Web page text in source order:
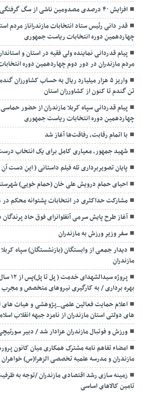
افزایش ۴۰ درصدی مصدومین ناشی از سگ گرفتگی در مازندران
قدر دانی رئیس ستاد انتخابات مازندراناز مردم
چهاردهمین دوره انتخابات ریاست جمهوری
پیام قدردانی نماینده ولی فقیه در استان و
مردم مازندران در دور دوم چهاردهمین دوره
تن گندم تا کنون از کشاورزان استان
پیام قدردانی سپاه کربلا مازندران از حضور
چهاردهمین دوره انتخابات ریاست جمهوری
با اتمام رقابت، رفاقت‌ها آغاز شد
شهید جمهور، معیاری کامل برای یک انتخاب
پایان تصویربرداری تله فیلم داستانی ( این
احیای حمام درویش علی خان (حمام خویی)
مشارکت حداکثری در انتخابات پشتوانه محکم در
آغاز طرح پایش سرمی آنفلوانزای فوق حاد پرندگان
سفر وزیر ورزش به مازندران
دیدار جمعی از وابستگان (بازنشستگان) سپاه کربلا
مازندران
پروژه
بهره برداری / به کارگیری نیروهای متخصص و
اعلام حمایت فعالین علمی_پژوهشی و هیات های
های دولتی استان مازندران از نامزد جبهه انقلاب
ورزش و فوتبال مازندران عزادار شد / دبیر
امضاء تفاهم نامه مشترک همکاری میان کانون
مازندران و مدرسه علمیه تخصصی الزهرا(س)
زمینه سازی رشد اقتصادی مازندران /توجه به
تامین کالاهای اساسی